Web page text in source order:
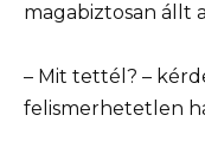
magabiztosan állt
– Mit tettél? –
felismerhetetlen